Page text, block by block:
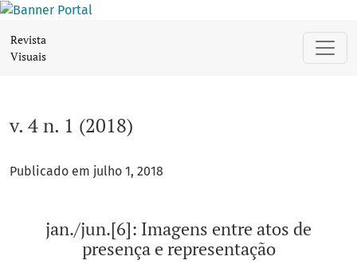
Revista
Visuais
v. 4 n. 1 (2018)
Publicado em julho 1, 2018
jan./jun.[6]: Imagens entre atos de
presença e representação